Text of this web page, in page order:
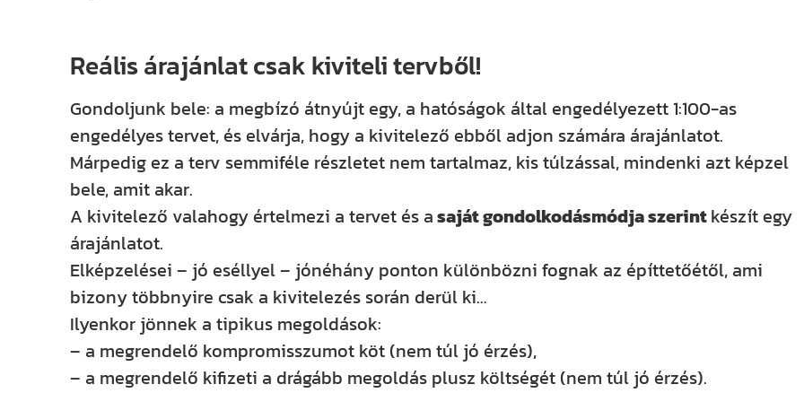
Reális árajánlat csak kiviteli tervből!
Gondoljunk bele: a megbízó átnyújt egy, a hatóságok által engedélyezett 1:100-as
engedélyes tervet, és elvárja, hogy a kivitelező ebből adjon számára árajánlatot.
Márpedig ez a terv semmiféle részletet nem tartalmaz, kis túlzással, mindenki azt képzel
bele, amit akar.
A kivitelező valahogy értelmezi a tervet és asaját gondolkodásmódja szerintkészít egy
árajánlatot.
Elképzelései – jó eséllyel – jónéhány ponton különbözni fognak az építtetőétől, ami
bizony többnyire csak a kivitelezés során derül ki…
Ilyenkor jönnek a tipikus megoldások:
– a megrendelő kompromisszumot köt (nem túl jó érzés),
– a megrendelő kifizeti a drágább megoldás plusz költségét (nem túl jó érzés).